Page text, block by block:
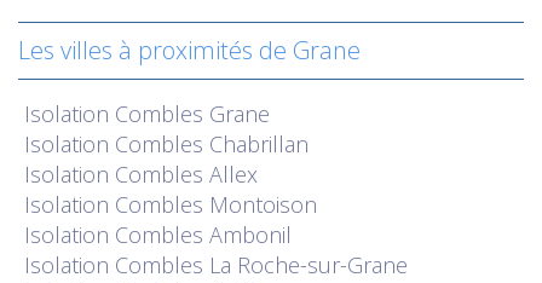
Les villes à proximités de Grane
Isolation Combles Grane
Isolation Combles Chabrillan
Isolation Combles Allex
Isolation Combles Montoison
Isolation Combles Ambonil
Isolation Combles La Roche-sur-Grane